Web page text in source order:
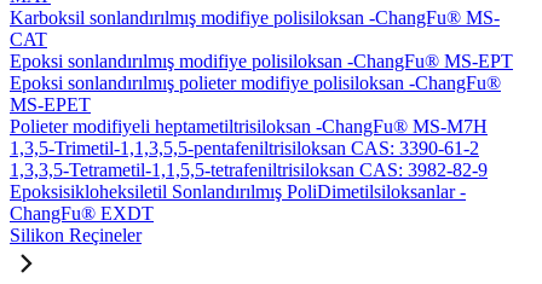
Karboksil sonlandırılmış modifiye polisiloksan -ChangFu® MS-
CAT
Epoksi sonlandırılmış modifiye polisiloksan -ChangFu® MS-EPT
Epoksi sonlandırılmış polieter modifiye polisiloksan -ChangFu®
MS-EPET
Polieter modifiyeli heptametiltrisiloksan -ChangFu® MS-M7H
1,3,5-Trimetil-1,1,3,5,5-pentafeniltrisiloksan CAS: 3390-61-2
1,3,3,5-Tetrametil-1,1,5,5-tetrafeniltrisiloksan CAS: 3982-82-9
Epoksisikloheksiletil Sonlandırılmış PoliDimetilsiloksanlar -
ChangFu® EXDT
Silikon Reçineler